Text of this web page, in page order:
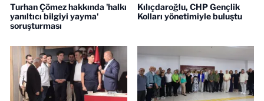
Turhan Çömez hakkında 'halkı
yanıltıcı bilgiyi yayma'
soruşturması
Kılıçdaroğlu, CHP Gençlik
Kolları yönetimiyle buluştu